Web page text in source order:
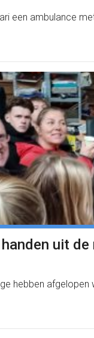
een ambulance
uit de
hebben